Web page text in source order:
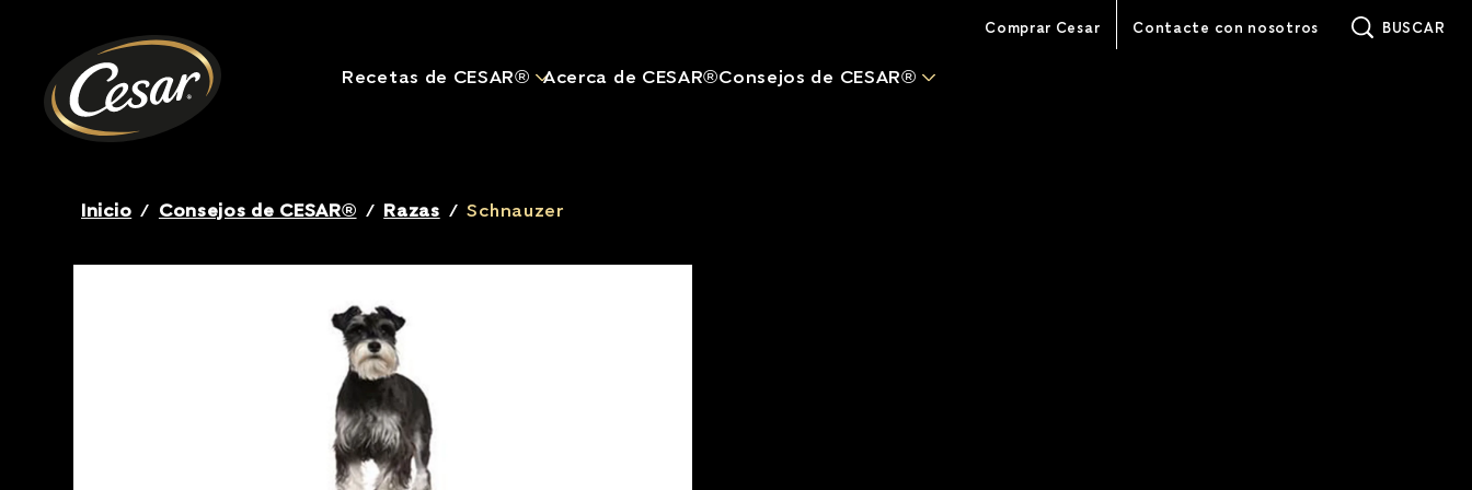
Recetas de CESAR® Acerca de CESAR®Consejos de CESAR®
Comprar Cesar Contacte con nosotros (opens in new
BUSCAR
Breadcrumb
Inicio / Consejos de CESAR® / Razas / Schnauzer